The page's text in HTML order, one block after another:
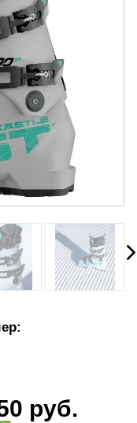
руб.